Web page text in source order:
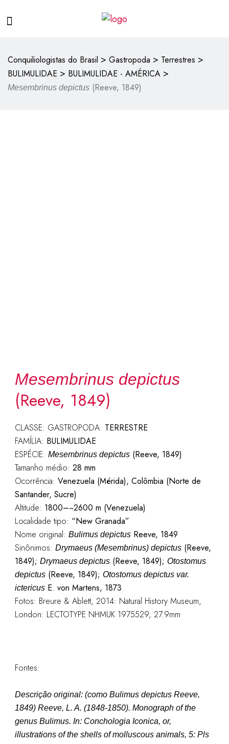
Conquiliologistas do Brasil > Gastropoda > Terrestres >
BULIMULIDAE > BULIMULIDAE - AMÉRICA >
Mesembrinus depictus (Reeve, 1849)
Mesembrinus depictus
(Reeve, 1849)
CLASSE: GASTROPODA: TERRESTRE
FAMÍLIA: BULIMULIDAE
ESPÉCIE: Mesembrinus depictus(Reeve, 1849)
Tamanho médio: 28 mm
Ocorrência: Venezuela (Mérida), Colômbia (Norte de
Santander, Sucre)
Altitude: 1800–~2600 m (Venezuela)
Localidade tipo: “New Granada”
Nome original: Bulimus depictusReeve, 1849
Sinônimos: Drymaeus (Mesembrinus) depictus(Reeve,
1849); Drymaeus depictus(Reeve, 1849); Otostomus
depictus(Reeve, 1849); Otostomus depictus var.
ictericusE. von Martens, 1873
Fotos: Breure & Ablett, 2014: Natural History Museum,
London: LECTOTYPE NHMUK 1975529, 27.9mm
Fontes:
Descrição original: (como Bulimus depictus Reeve,
1849)Reeve, L. A. (1848-1850). Monograph of the
genus Bulimus. In: Conchologia Iconica, or,
illustrations of the shells of molluscous animals, 5: Pls